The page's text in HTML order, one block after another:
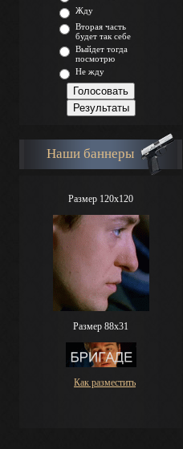
Жду
Вторая часть
будет так себе
Выйдет тогда
посмотрю
Не жду
Наши баннеры
Размер 120x120
Размер 88х31
Как разместить